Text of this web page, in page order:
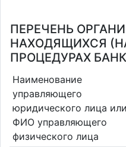
ПЕРЕЧЕНЬ
НАХОДЯЩИХСЯ
ПРОЦЕДУРАХ
Наименование
управляющего
юридического лица или
ФИО управляющего
физического лица